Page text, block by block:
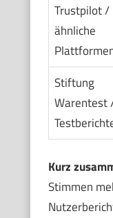
Trustpilot /
ähnliche
Stiftung
Warentest
Kurz
Stimmen